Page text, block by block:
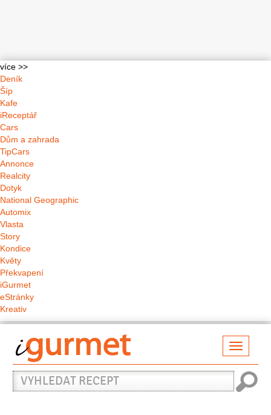
více >>
Deník
Šíp
Kafe
iReceptář
Cars
Dům a zahrada
TipCars
Annonce
Realcity
Dotyk
National Geographic
Automix
Vlasta
Story
Kondice
Květy
Překvapení
iGurmet
eStránky
Kreativ
Vyhledat
recept